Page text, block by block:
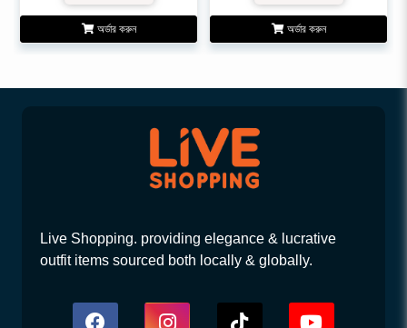
অর্ডার করুন অর্ডার করুন
Live Shopping. providing elegance & lucrative
outfit items sourced both locally & globally.